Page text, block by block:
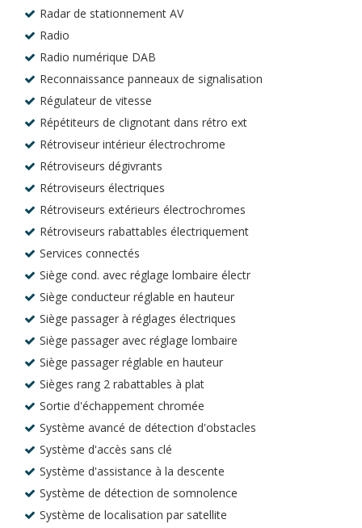
Radar de stationnement AV
Radio
Radio numérique DAB
Reconnaissance panneaux de signalisation
Régulateur de vitesse
Répétiteurs de clignotant dans rétro ext
Rétroviseur intérieur électrochrome
Rétroviseurs dégivrants
Rétroviseurs électriques
Rétroviseurs extérieurs électrochromes
Rétroviseurs rabattables électriquement
Services connectés
Siège cond. avec réglage lombaire électr
Siège conducteur réglable en hauteur
Siège passager à réglages électriques
Siège passager avec réglage lombaire
Siège passager réglable en hauteur
Sièges rang 2 rabattables à plat
Sortie d'échappement chromée
Système avancé de détection d'obstacles
Système d'accès sans clé
Système d'assistance à la descente
Système de détection de somnolence
Système de localisation par satellite